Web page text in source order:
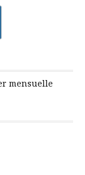
mensuelle